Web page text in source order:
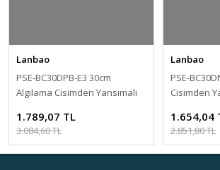
Lanbao
PSE-BC30DPB-E3 30cm
Algılama Cisimden Yansımalı
1.789,07 TL
3.084,60 TL
Lanbao
PSE-
Cisimden
1.654,04
2.851,80 TL